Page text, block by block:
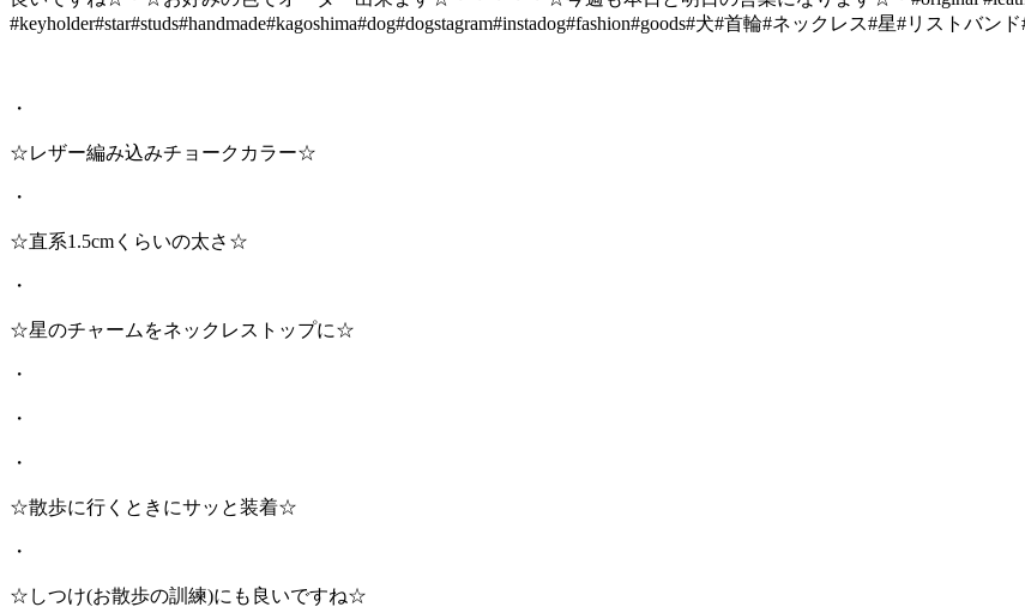
・
☆レザー編み込みチョークカラー☆
・
☆直系1.5cmくらいの太さ☆
・
☆星のチャームをネックレストップに☆
・
・
・
☆散歩に行くときにサッと装着☆
・
☆しつけ(お散歩の訓練)にも良いですね☆